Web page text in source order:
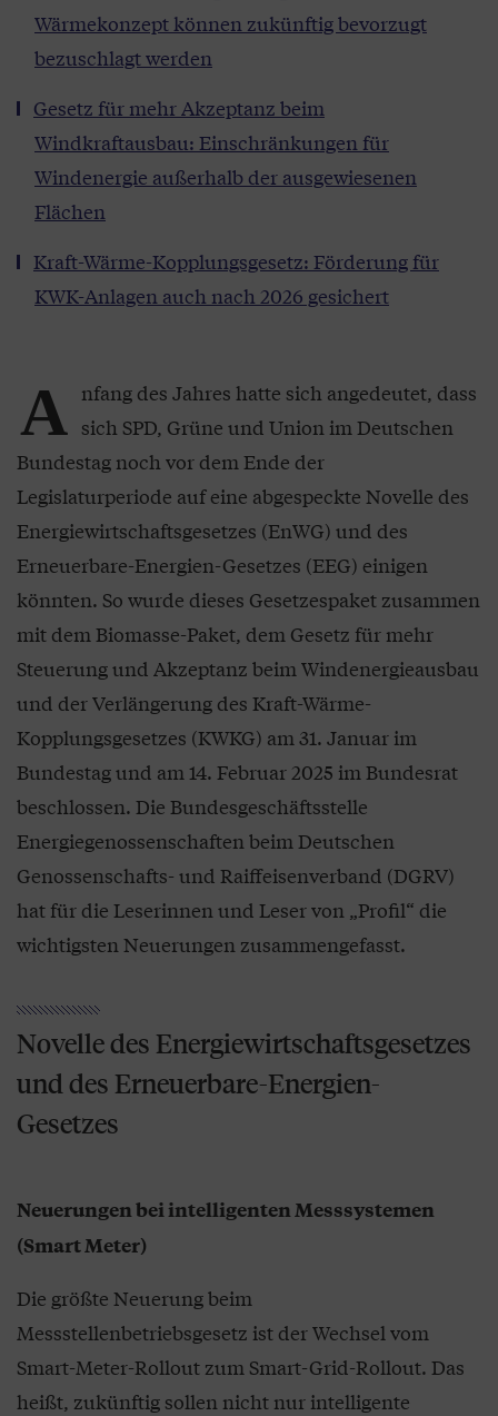
Wärmekonzept können zukünftig bevorzugt
bezuschlagt werden
Gesetz für mehr Akzeptanz beim
Windkraftausbau: Einschränkungen für
Windenergie außerhalb der ausgewiesenen
Flächen
Kraft-Wärme-Kopplungsgesetz: Förderung für
KWK-Anlagen auch nach 2026 gesichert
A nfang des Jahres hatte sich angedeutet, dass
sich SPD, Grüne und Union im Deutschen
Bundestag noch vor dem Ende der
Legislaturperiode auf eine abgespeckte Novelle des
Energiewirtschaftsgesetzes (EnWG) und des
Erneuerbare-Energien-Gesetzes (EEG) einigen
könnten. So wurde dieses Gesetzespaket zusammen
mit dem Biomasse-Paket, dem Gesetz für mehr
Steuerung und Akzeptanz beim Windenergieausbau
und der Verlängerung des Kraft-Wärme-
Kopplungsgesetzes (KWKG) am 31. Januar im
Bundestag und am 14. Februar 2025 im Bundesrat
beschlossen. Die Bundesgeschäftsstelle
Energiegenossenschaften beim Deutschen
Genossenschafts- und Raiffeisenverband (DGRV)
hat für die Leserinnen und Leser von „Profil“ die
wichtigsten Neuerungen zusammengefasst.
Novelle des Energiewirtschaftsgesetzes
und des Erneuerbare-Energien-
Gesetzes
Neuerungen bei intelligenten Messsystemen
(Smart Meter)
Die größte Neuerung beim
Messstellenbetriebsgesetz ist der Wechsel vom
Smart-Meter-Rollout zum Smart-Grid-Rollout. Das
heißt, zukünftig sollen nicht nur intelligente